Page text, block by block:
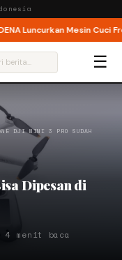
Luncurkan Mesin Cuci
☰
DJI MINI 3 PRO SUDAH
Dipesan di
4 menit baca